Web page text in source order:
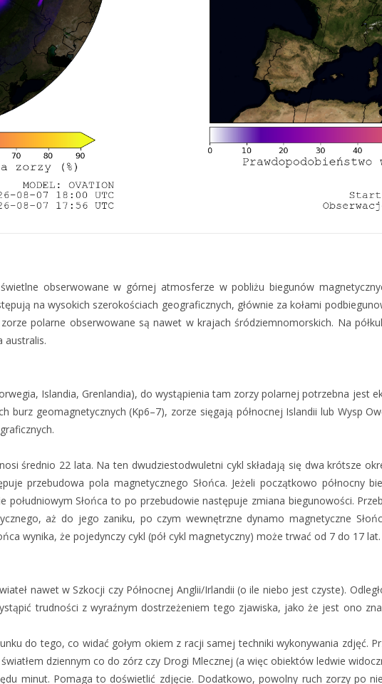
obserwowane w górnej atmosferze w pobliżu biegunów
na wysokich szerokościach geograficznych, głównie za kołami
polarne obserwowane są nawet w krajach śródziemnomorskich. Na
australis.
Islandia, Grenlandia), do wystąpienia tam zorzy polarnej potrzebna jest
burz geomagnetycznych (Kp6–7), zorze sięgają północnej Islandii lub Wysp
średnio 22 lata. Na ten dwudziestodwuletni cykl składają się dwa krótsze
przebudowa pola magnetycznego Słońca. Jeżeli początkowo północny
południowym Słońca to po przebudowie następuje zmiana biegunowości.
aż do jego zaniku, po czym wewnętrzne dynamo magnetyczne
wynika, że pojedynczy cykl (pół cykl magnetyczny) może trwać od 7 do 17 lat.
nawet w Szkocji czy Północnej Anglii/Irlandii (o ile niebo jest czyste).
trudności z wyraźnym dostrzeżeniem tego zjawiska, jako że jest ono
do tego, co widać gołym okiem z racji samej techniki wykonywania zdjęć.
dziennym co do zórz czy Drogi Mlecznej (a więc obiektów ledwie
minut. Pomaga to doświetlić zdjęcie. Dodatkowo, powolny ruch zorzy po